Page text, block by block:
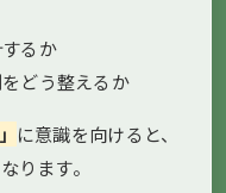
るか
どう整えるか
に意識を向けると、
ります。